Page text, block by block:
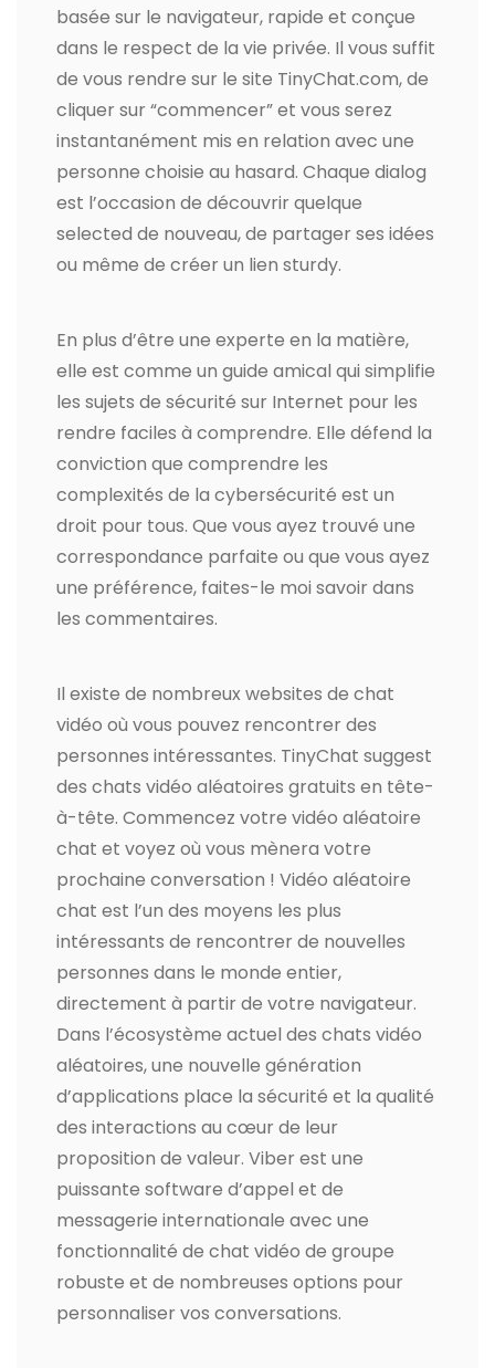
basée sur le navigateur, rapide et conçue
dans le respect de la vie privée. Il vous suffit
de vous rendre sur le site TinyChat.com, de
cliquer sur “commencer” et vous serez
instantanément mis en relation avec une
personne choisie au hasard. Chaque dialog
est l’occasion de découvrir quelque
selected de nouveau, de partager ses idées
ou même de créer un lien sturdy.
En plus d’être une experte en la matière,
elle est comme un guide amical qui simplifie
les sujets de sécurité sur Internet pour les
rendre faciles à comprendre. Elle défend la
conviction que comprendre les
complexités de la cybersécurité est un
droit pour tous. Que vous ayez trouvé une
correspondance parfaite ou que vous ayez
une préférence, faites-le moi savoir dans
les commentaires.
Il existe de nombreux websites de chat
vidéo où vous pouvez rencontrer des
personnes intéressantes. TinyChat suggest
des chats vidéo aléatoires gratuits en tête-
à-tête. Commencez votre vidéo aléatoire
chat et voyez où vous mènera votre
prochaine conversation ! Vidéo aléatoire
chat est l’un des moyens les plus
intéressants de rencontrer de nouvelles
personnes dans le monde entier,
directement à partir de votre navigateur.
Dans l’écosystème actuel des chats vidéo
aléatoires, une nouvelle génération
d’applications place la sécurité et la qualité
des interactions au cœur de leur
proposition de valeur. Viber est une
puissante software d’appel et de
messagerie internationale avec une
fonctionnalité de chat vidéo de groupe
robuste et de nombreuses options pour
personnaliser vos conversations.